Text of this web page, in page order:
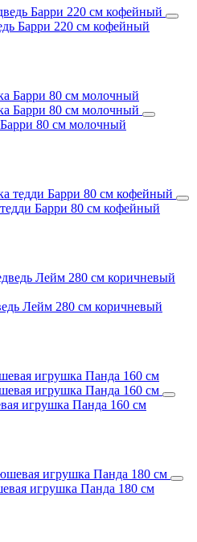
Барри 220 см кофейный
80 см молочный
Барри 80 см кофейный
Лейм 280 см коричневый
игрушка Панда 160 см
игрушка Панда 180 см